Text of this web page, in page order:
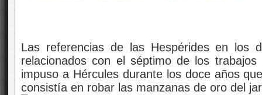
Las referencias de las Hespérides en los
relacionados con el séptimo de los
impuso a Hércules durante los doce años
consistía en robar las manzanas de oro del